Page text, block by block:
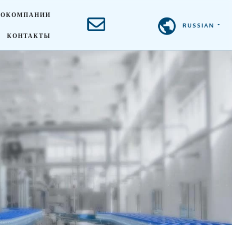
ОКОМПАНИИ
КОНТАКТЫ
RUSSIAN